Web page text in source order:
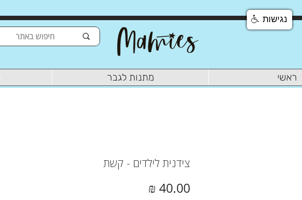
ראשי מתנות לגבר
צידנית לילדים - קשת
נגישות